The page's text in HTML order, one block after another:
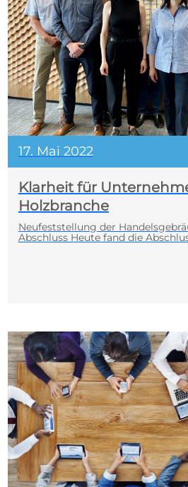
17. Mai 2022
Klarheit für
Holzbranche
Neufeststellung der
Abschluss Heute fand die